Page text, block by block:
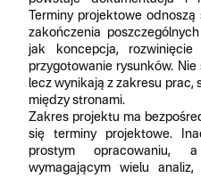
Terminy projektowe
zakończenia
jak koncepcja, rozwinięcie
przygotowanie rysunków.
lecz wynikają z zakresu prac,
między stronami.
Zakres projektu ma
się terminy projektowe.
prostym opracowaniu,
wymagającym wielu